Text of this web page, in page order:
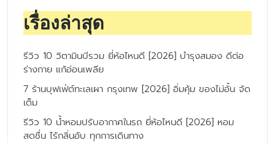
เรื่องล่าสุด
รีวิว 10 วิตามินบีรวม ยี่ห้อไหนดี [2026] บำรุงสมอง ดีต่อ
ร่างกาย แก้อ่อนเพลีย
7 ร้านบุฟเฟ่ต์ทะเลเผา กรุงเทพ [2026] อิ่มคุ้ม ของไม่อั้น จัด
เต็ม
รีวิว 10 น้ำหอมปรับอากาศในรถ ยี่ห้อไหนดี [2026] หอม
สดชื่น ไร้กลิ่นอับ ทุกการเดินทาง